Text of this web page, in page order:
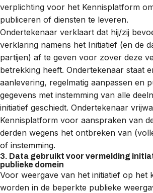
verplichting voor het Kennisplatform
publiceren of diensten te leveren.
Ondertekenaar verklaart dat hij/zij
verklaring namens het Initiatief (en de
partijen) af te geven voor zover deze
betrekking heeft. Ondertekenaar staat
aanlevering, regelmatig aanpassen en
gegevens met instemming van alle
initiatief geschiedt. Ondertekenaar
Kennisplatform voor aanspraken van
derden wegens het ontbreken van
of instemming.
3. Data gebruikt voor vermelding
publieke domein
Voor weergave van het initiatief op het
worden in de beperkte publieke